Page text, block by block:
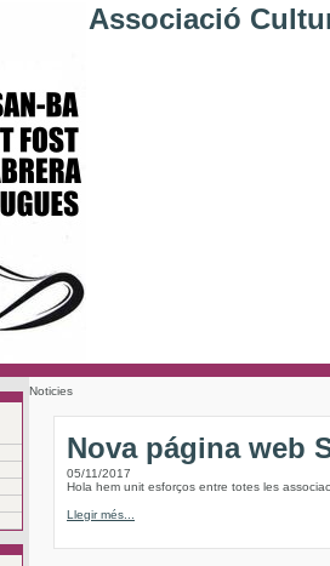
Associació
Noticies
Nova página web
05/11/2017
Hola hem unit esforços entre totes les
Llegir més...